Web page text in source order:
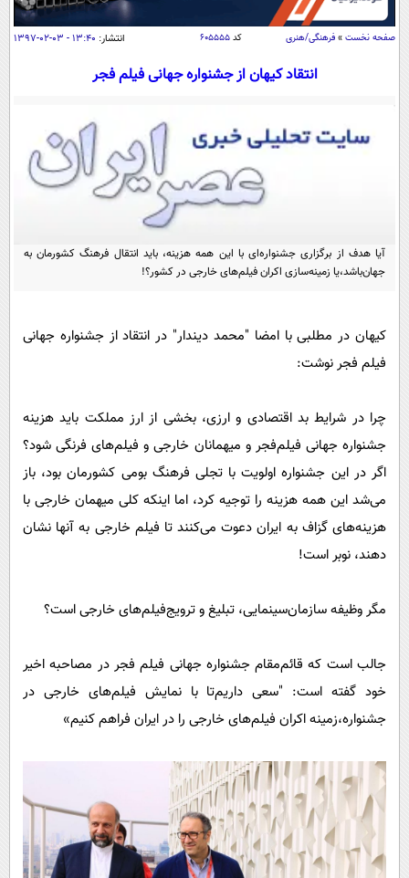
اقتصاد
اقتصادی
جامعه
حوادث
یک برش دانایی
سفر و تفریح
بین الملل
علم و دانش
علمی
گوناگون
سرگرمی
فناوری
گوناگون
حوادث
فرهنگی
اجتماعی
حیات وحش
خواندنی ها و دیدنی ها
پیامک
روانشناسی
آشپزی
آموزش زبان
صفحه نخست » فرهنگی/هنری کد۶۰۵۵۵۵ انتشار: ۱۳:۴۰ - ۰۳-۰۲-۱۳۹۷
انتقاد کیهان از جشنواره جهانی فیلم فجر
آیا هدف از برگزاری جشنواره‌ای با این همه هزینه، باید انتقال فرهنگ‌ کشورمان به
جهان‌باشد،یا زمینه‌سازی اکران فیلم‌های خارجی در کشور؟!
کیهان در مطلبی با امضا "محمد دیندار" در انتقاد از جشنواره جهانی
فیلم فجر نوشت:
چرا در شرایط بد اقتصادی‌ و ارزی، بخشی از ارز مملکت‌‌ باید هزینه
جشنواره جهانی فیلم‌فجر و میهمانان خارجی‌ و فیلم‌‌های فرنگی شود؟
اگر در این‌ جشنواره اولویت با تجلی فرهنگ بومی کشورمان‌ بود، باز
می‌شد این‌ همه هزینه را توجیه کرد، اما اینکه کلی میهمان‌ خارجی با
هزینه‌های گزاف به ایران دعوت می‌کنند تا فیلم خارجی به آنها نشان
دهند، نوبر است!
مگر وظیفه سازمان‌سینمایی، تبلیغ و ترویج‌فیلم‌های خارجی است؟
جالب است که قائم‌مقام جشنواره جهانی فیلم ‌فجر در مصاحبه اخیر
خود گفته است: "سعی داریم‌تا با نمایش فیلم‌های خارجی در
جشنواره،زمینه اکران فیلم‌‌‌های خارجی را در ایران فراهم کنیم»